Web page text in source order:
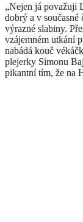
„Nejen já považuji
dobrý a v současné
výrazné slabiny.
vzájemném utkání
nabádá kouč
plejerky Simonu
pikantní tím, že na